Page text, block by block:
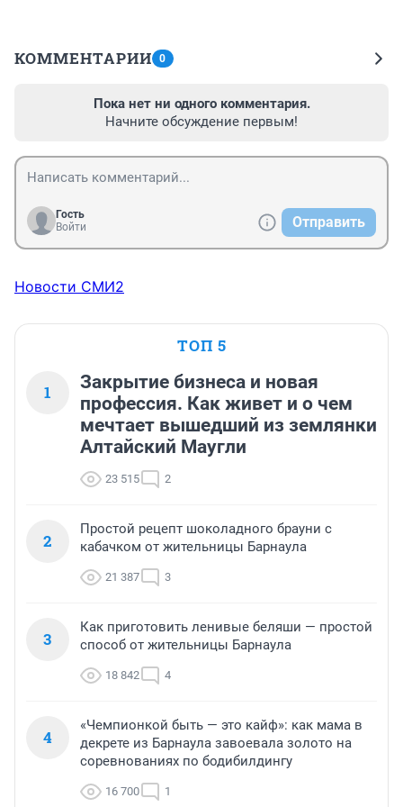
КОММЕНТАРИИ 0
Пока нет ни одного комментария.
Начните обсуждение первым!
Гость
Войти
Отправить
Новости СМИ2
ТОП 5
1
Закрытие бизнеса и новая
профессия. Как живет и о чем
мечтает вышедший из землянки
Алтайский Маугли
23 515 2
2
Простой рецепт шоколадного брауни с
кабачком от жительницы Барнаула
21 387 3
3
Как приготовить ленивые беляши — простой
способ от жительницы Барнаула
18 842 4
4
«Чемпионкой быть — это кайф»: как мама в
декрете из Барнаула завоевала золото на
соревнованиях по бодибилдингу
16 700 1